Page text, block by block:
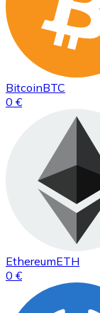
BitcoinBTC
0 €
EthereumETH
0 €